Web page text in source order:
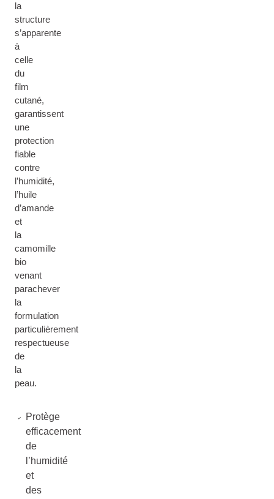
la
structure
s’apparente
à
celle
du
film
cutané,
garantissent
une
protection
fiable
contre
l’humidité,
l’huile
d’amande
et
la
camomille
bio
venant
parachever
la
formulation
particulièrement
respectueuse
de
la
peau.
Protège
efficacement
de
l’humidité
et
des